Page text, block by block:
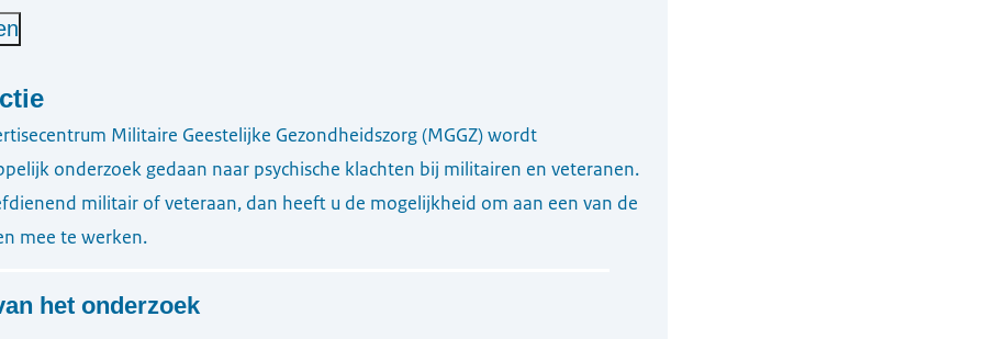
Militaire Geestelijke Gezondheidszorg (MGGZ) wordt
onderzoek gedaan naar psychische klachten bij militairen en veteranen.
militair of veteraan, dan heeft u de mogelijkheid om aan een van de
mee te werken.
het onderzoek